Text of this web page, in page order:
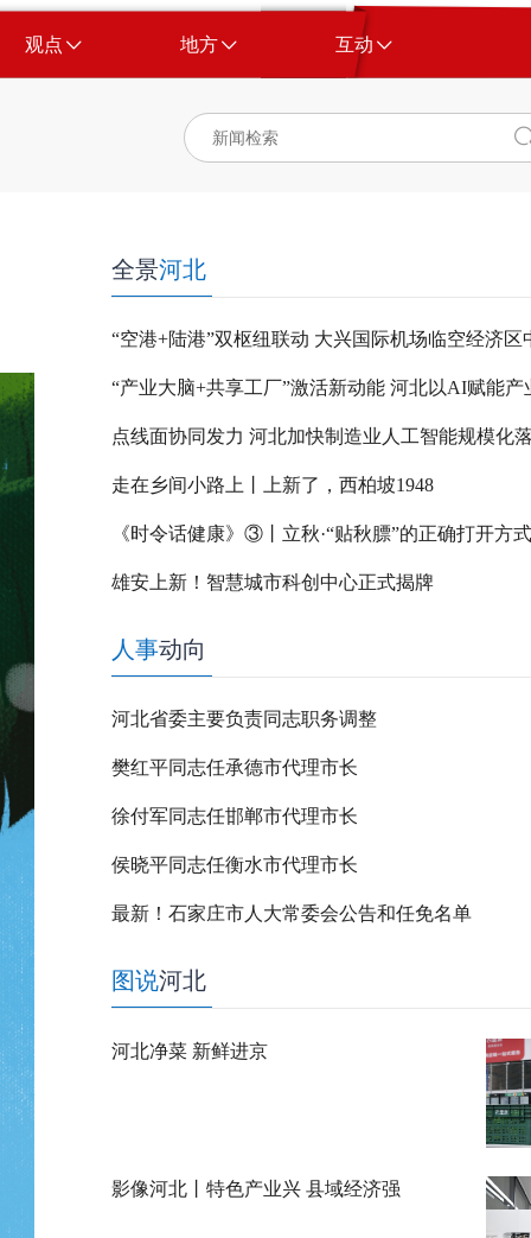
观点 地方 互动
全景河北
点线面协同发力 河北加快制造业人工智能规模化
走在乡间小路上丨上新了，西柏坡1948
《时令话健康》③丨立秋·“贴秋膘”的正确打开方式
雄安上新！智慧城市科创中心正式揭牌
人事动向
河北省委主要负责同志职务调整
樊红平同志任承德市代理市长
徐付军同志任邯郸市代理市长
侯晓平同志任衡水市代理市长
最新！石家庄市人大常委会公告和任免名单
图说河北
河北净菜 新鲜进京
影像河北丨特色产业兴 县域经济强